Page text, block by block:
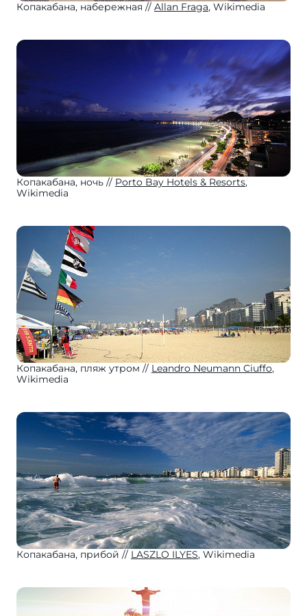
Копакабана, набережная Allan Fraga, Wikimedia
Копакабана, ночь Porto Bay Hotels & Resorts,
Wikimedia
Копакабана, пляж утром Leandro Neumann Ciuffo,
Wikimedia
Копакабана, прибой LASZLO ILYES, Wikimedia